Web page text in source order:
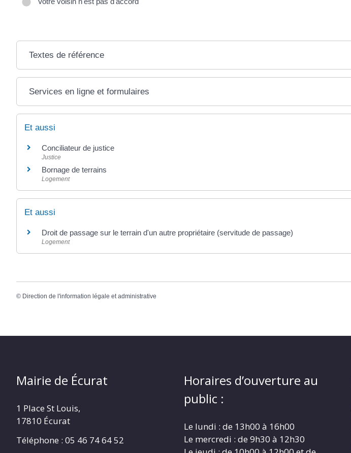
Textes de référence
Services en ligne et formulaires
Et aussi
Conciliateur de justice
Justice
Bornage de terrains
Logement
Et aussi
Droit de passage sur le terrain d'un autre propriétaire (servitude de passage)
Logement
© Direction de l'information légale et administrative
Mairie de Écurat
1 Place St Louis,
17810 Écurat
Téléphone : 05 46 74 64 52
Horaires d’ouverture au
public :
Le lundi : de 13h00 à 16h00
Le mercredi : de 9h30 à 12h30